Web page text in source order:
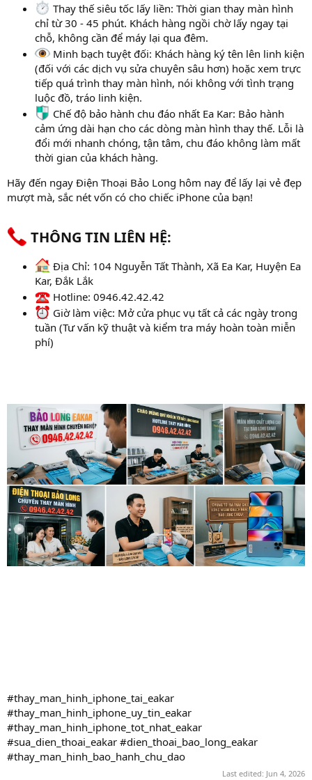
Thay thế siêu tốc lấy liền: Thời gian thay màn hình
chỉ từ 30 - 45 phút. Khách hàng ngồi chờ lấy ngay tại
chỗ, không cần để máy lại qua đêm.
Minh bạch tuyệt đối: Khách hàng ký tên lên linh kiện
(đối với các dịch vụ sửa chuyên sâu hơn) hoặc xem trực
tiếp quá trình thay màn hình, nói không với tình trạng
luộc đồ, tráo linh kiện.
Chế độ bảo hành chu đáo nhất Ea Kar: Bảo hành
cảm ứng dài hạn cho các dòng màn hình thay thế. Lỗi là
đổi mới nhanh chóng, tận tâm, chu đáo không làm mất
thời gian của khách hàng.
Hãy đến ngay Điện Thoại Bảo Long hôm nay để lấy lại vẻ đẹp
mượt mà, sắc nét vốn có cho chiếc iPhone của bạn!
THÔNG TIN LIÊN HỆ:​
Địa Chỉ: 104 Nguyễn Tất Thành, Xã Ea Kar, Huyện Ea
Kar, Đắk Lắk
Hotline: 0946.42.42.42
Giờ làm việc: Mở cửa phục vụ tất cả các ngày trong
tuần (Tư vấn kỹ thuật và kiểm tra máy hoàn toàn miễn
phí)
#thay_man_hinh_iphone_tai_eakar
#thay_man_hinh_iphone_uy_tin_eakar
#thay_man_hinh_iphone_tot_nhat_eakar
#sua_dien_thoai_eakar #dien_thoai_bao_long_eakar
#thay_man_hinh_bao_hanh_chu_dao
Last edited: Jun 4, 2026